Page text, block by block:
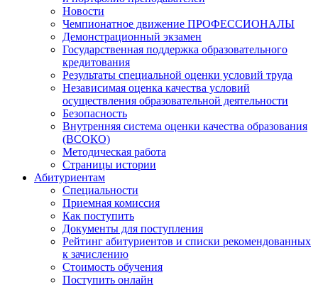
Новости
Чемпионатное движение ПРОФЕССИОНАЛЫ
Демонстрационный экзамен
Государственная поддержка образовательного
кредитования
Результаты специальной оценки условий труда
Независимая оценка качества условий
осуществления образовательной деятельности
Безопасность
Внутренняя система оценки качества образования
(ВСОКО)
Методическая работа
Страницы истории
Абитуриентам
Специальности
Приемная комиссия
Как поступить
Документы для поступления
Рейтинг абитуриентов и списки рекомендованных
к зачислению
Стоимость обучения
Поступить онлайн